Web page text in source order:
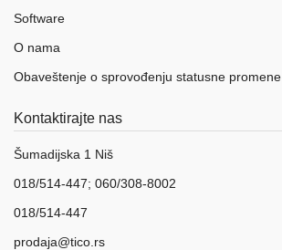
Software
O nama
Obaveštenje o sprovođenju statusne promene
Kontaktirajte nas
Šumadijska 1 Niš
018/514-447; 060/308-8002
018/514-447
prodaja@tico.rs